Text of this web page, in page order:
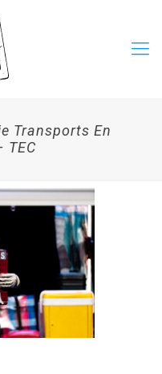
Transports En
TEC